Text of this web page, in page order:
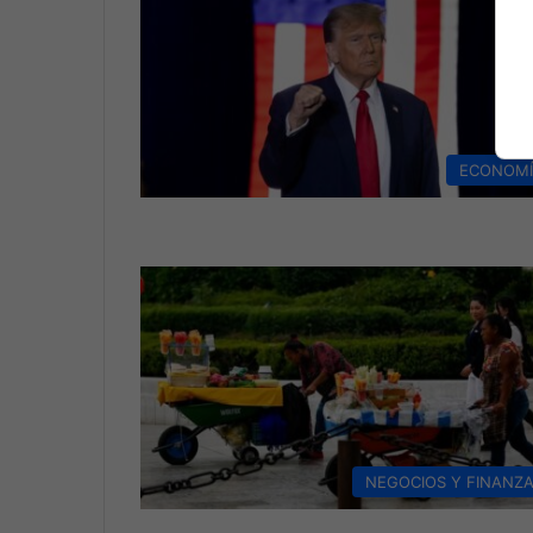
NEGOCIOS Y